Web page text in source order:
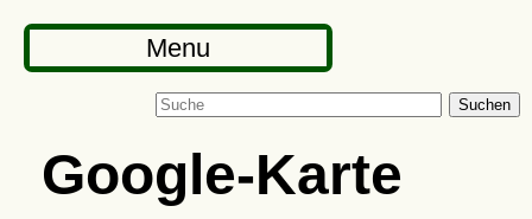
Menu
Suchen
Google-Karte